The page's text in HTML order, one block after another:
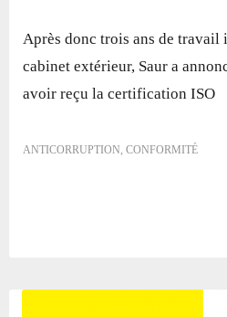
Après donc trois ans de travail
cabinet extérieur, Saur a
avoir reçu la certification ISO
ANTICORRUPTION, CONFORMITÉ